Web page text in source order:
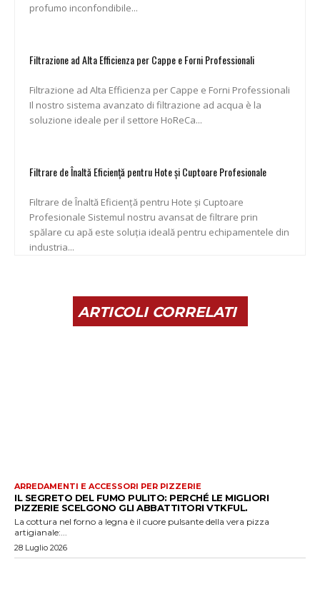
profumo inconfondibile...
Filtrazione ad Alta Efficienza per Cappe e Forni Professionali
Filtrazione ad Alta Efficienza per Cappe e Forni Professionali
Il nostro sistema avanzato di filtrazione ad acqua è la
soluzione ideale per il settore HoReCa...
Filtrare de Înaltă Eficiență pentru Hote și Cuptoare Profesionale
Filtrare de Înaltă Eficiență pentru Hote și Cuptoare
Profesionale Sistemul nostru avansat de filtrare prin
spălare cu apă este soluția ideală pentru echipamentele din
industria...
ARTICOLI CORRELATI
ARREDAMENTI E ACCESSORI PER PIZZERIE
IL SEGRETO DEL FUMO PULITO: PERCHÉ LE MIGLIORI
PIZZERIE SCELGONO GLI ABBATTITORI VTKFUL.
La cottura nel forno a legna è il cuore pulsante della vera pizza
artigianale:...
28 Luglio 2026